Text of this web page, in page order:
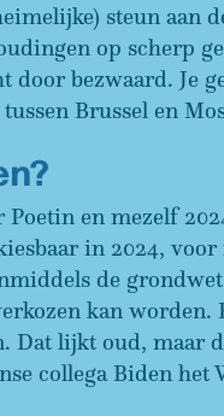
steun aan
op scherp
bezwaard. Je
Brussel en
en mezelf
in 2024,
de
kan
Dat lijkt oud, maar
collega Biden